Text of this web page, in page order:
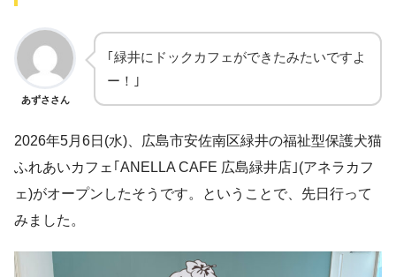
あずささん
｢緑井にドックカフェができたみたいですよ
ー！｣
2026年5月6日(水)、広島市安佐南区緑井の福祉型保護犬猫
ふれあいカフェ｢ANELLA CAFE 広島緑井店｣(アネラカフ
ェ)がオープンしたそうです。ということで、先日行って
みました。